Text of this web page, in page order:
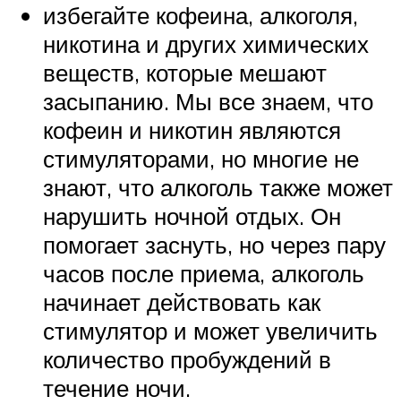
избегайте кофеина, алкоголя,
никотина и других химических
веществ, которые мешают
засыпанию. Мы все знаем, что
кофеин и никотин являются
стимуляторами, но многие не
знают, что алкоголь также может
нарушить ночной отдых. Он
помогает заснуть, но через пару
часов после приема, алкоголь
начинает действовать как
стимулятор и может увеличить
количество пробуждений в
течение ночи.